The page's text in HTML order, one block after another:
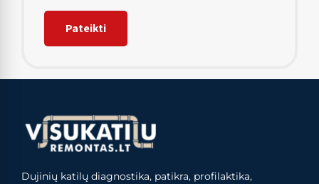
Dujinių katilų diagnostika, patikra, profilaktika,